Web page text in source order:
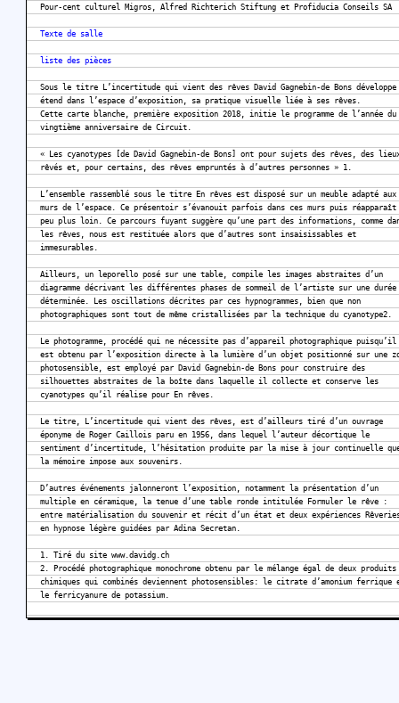
Pour-cent culturel Migros, Alfred Richterich Stiftung et Profiducia Conseils SA
Texte de salle
liste des pièces
Sous le titre L’incertitude qui vient des rêves David Gagnebin-de Bons
étend dans l’espace d’exposition, sa pratique visuelle liée à ses rêves.
Cette carte blanche, première exposition 2018, initie le programme de l’année du
vingtième anniversaire de Circuit.
« Les cyanotypes [de David Gagnebin-de Bons] ont pour sujets des rêves, des
rêvés et, pour certains, des rêves empruntés à d’autres personnes » 1.
L’ensemble rassemblé sous le titre En rêves est disposé sur un meuble adapté aux
murs de l’espace. Ce présentoir s’évanouit parfois dans ces murs puis réapparaît
peu plus loin. Ce parcours fuyant suggère qu’une part des informations, comme
les rêves, nous est restituée alors que d’autres sont insaisissables et
immesurables.
Ailleurs, un leporello posé sur une table, compile les images abstraites d’un
diagramme décrivant les différentes phases de sommeil de l’artiste sur une durée
déterminée. Les oscillations décrites par ces hypnogrammes, bien que non
photographiques sont tout de même cristallisées par la technique du cyanotype2.
Le photogramme, procédé qui ne nécessite pas d’appareil photographique puisqu’il
est obtenu par l’exposition directe à la lumière d’un objet positionné sur une
photosensible, est employé par David Gagnebin-de Bons pour construire des
silhouettes abstraites de la boîte dans laquelle il collecte et conserve les
cyanotypes qu’il réalise pour En rêves.
Le titre, L’incertitude qui vient des rêves, est d’ailleurs tiré d’un ouvrage
éponyme de Roger Caillois paru en 1956, dans lequel l’auteur décortique le
sentiment d’incertitude, l’hésitation produite par la mise à jour continuelle
la mémoire impose aux souvenirs.
D’autres événements jalonneront l’exposition, notamment la présentation d’un
multiple en céramique, la tenue d’une table ronde intitulée Formuler le rêve :
entre matérialisation du souvenir et récit d’un état et deux expériences
en hypnose légère guidées par Adina Secretan.
1. Tiré du site www.davidg.ch
2. Procédé photographique monochrome obtenu par le mélange égal de deux produits
chimiques qui combinés deviennent photosensibles: le citrate d’amonium ferrique
le ferricyanure de potassium.